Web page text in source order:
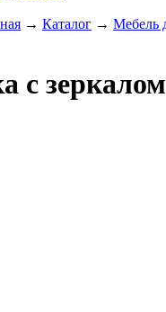
→ Каталог → Мебель
с